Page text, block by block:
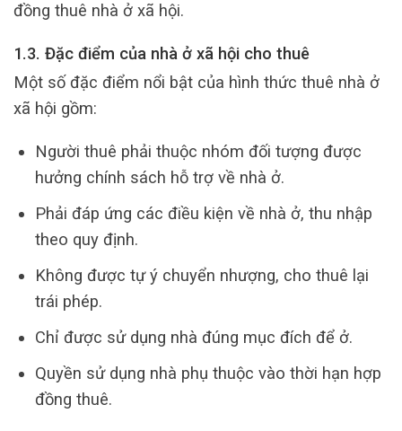
đồng thuê nhà ở xã hội.
1.3. Đặc điểm của nhà ở xã hội cho thuê
Một số đặc điểm nổi bật của hình thức thuê nhà ở
xã hội gồm:
Người thuê phải thuộc nhóm đối tượng được
hưởng chính sách hỗ trợ về nhà ở.
Phải đáp ứng các điều kiện về nhà ở, thu nhập
theo quy định.
Không được tự ý chuyển nhượng, cho thuê lại
trái phép.
Chỉ được sử dụng nhà đúng mục đích để ở.
Quyền sử dụng nhà phụ thuộc vào thời hạn hợp
đồng thuê.